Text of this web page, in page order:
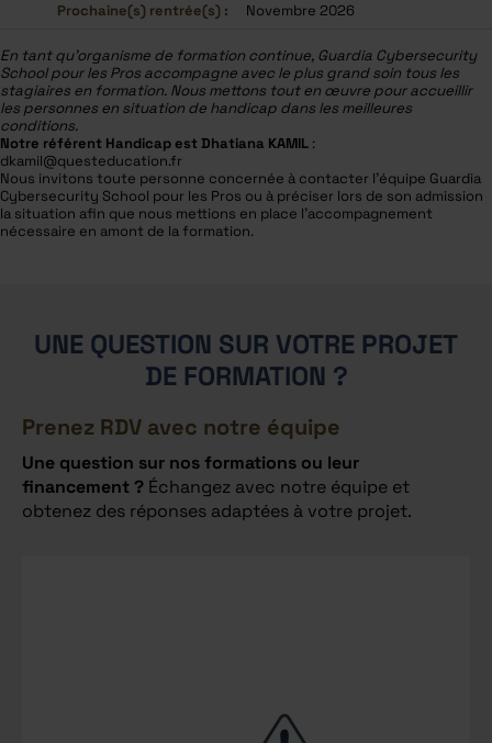
Prochaine(s) rentrée(s) :
Novembre 2026
En tant qu’organisme de formation continue, Guardia Cybersecurity
School pour les Pros accompagne avec le plus grand soin tous les
stagiaires en formation. Nous mettons tout en œuvre pour accueillir
les personnes en situation de handicap dans les meilleures
conditions.
Notre référent Handicap est Dhatiana KAMIL :
dkamil@questeducation.fr
Nous invitons toute personne concernée à contacter l’équipe Guardia
Cybersecurity School pour les Pros ou à préciser lors de son admission
la situation afin que nous mettions en place l’accompagnement
nécessaire en amont de la formation.
UNE QUESTION SUR VOTRE PROJET
DE FORMATION ?
Prenez RDV avec notre équipe
Une question sur nos formations ou leur
financement ? Échangez avec notre équipe et
obtenez des réponses adaptées à votre projet.